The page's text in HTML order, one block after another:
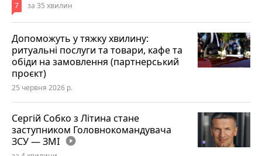
7 за 35 хвилин
Допоможуть у тяжку хвилину:
ритуальні послуги та товари, кафе та
обіди на замовлення (партнерський
проєкт)
25 червня 2026 р.
Сергій Собко з Літина стане
заступником Головнокомандувача
ЗСУ — ЗМІ play_circle_filled